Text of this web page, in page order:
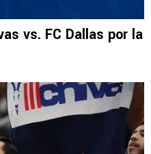
vs. FC Dallas por la